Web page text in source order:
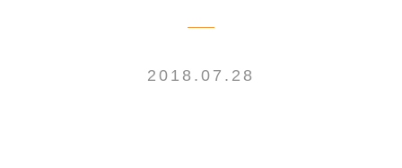
2018.07.28